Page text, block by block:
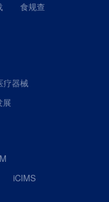
食规查
疗器械
展
iCIMS